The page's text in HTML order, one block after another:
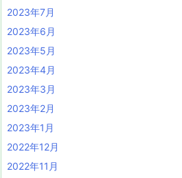
2023年7月
2023年6月
2023年5月
2023年4月
2023年3月
2023年2月
2023年1月
2022年12月
2022年11月